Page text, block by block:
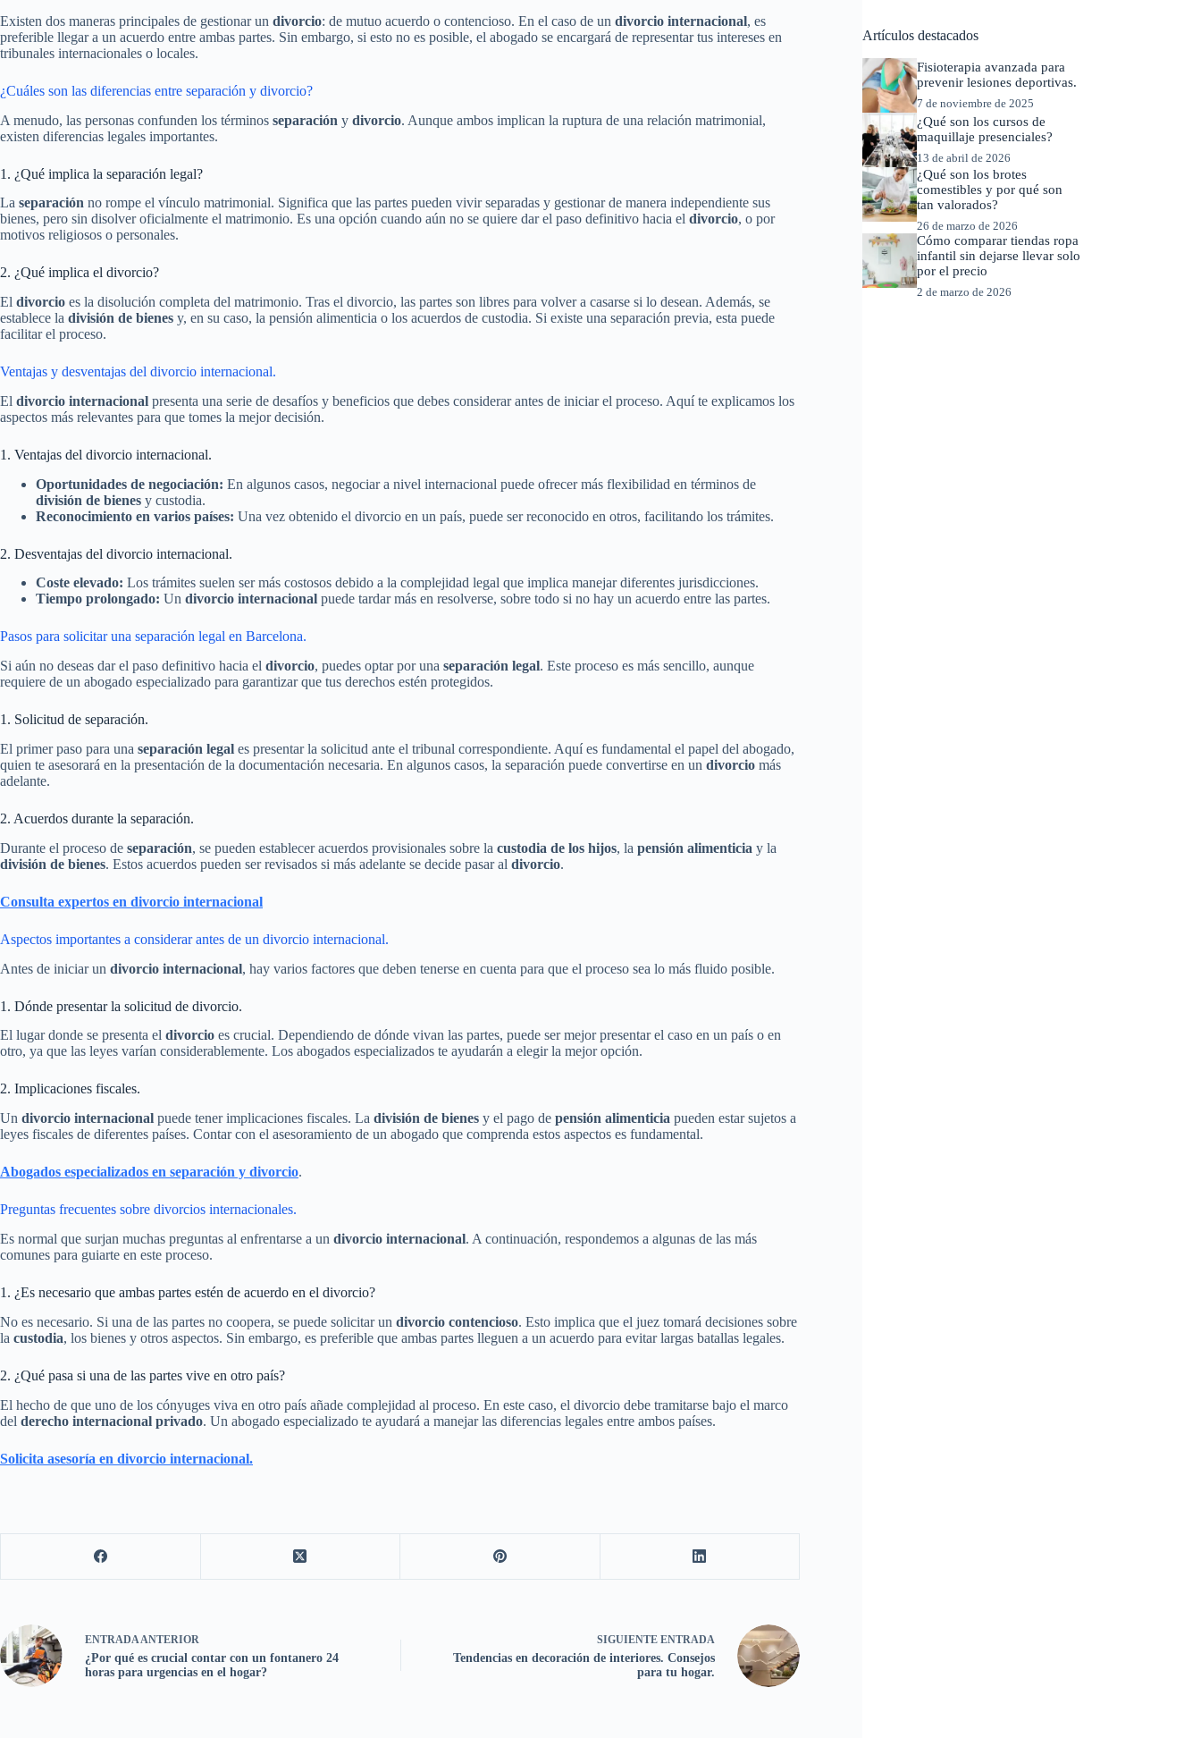
Existen dos maneras principales de gestionar un divorcio: de mutuo acuerdo o contencioso. En el caso de un divorcio internacional, es
preferible llegar a un acuerdo entre ambas partes. Sin embargo, si esto no es posible, el abogado se encargará de representar tus intereses en
tribunales internacionales o locales.
¿Cuáles son las diferencias entre separación y divorcio?
A menudo, las personas confunden los términos separación y divorcio. Aunque ambos implican la ruptura de una relación matrimonial,
existen diferencias legales importantes.
1. ¿Qué implica la separación legal?
La separación no rompe el vínculo matrimonial. Significa que las partes pueden vivir separadas y gestionar de manera independiente sus
bienes, pero sin disolver oficialmente el matrimonio. Es una opción cuando aún no se quiere dar el paso definitivo hacia el divorcio, o por
motivos religiosos o personales.
2. ¿Qué implica el divorcio?
El divorcio es la disolución completa del matrimonio. Tras el divorcio, las partes son libres para volver a casarse si lo desean. Además, se
establece la división de bienes y, en su caso, la pensión alimenticia o los acuerdos de custodia. Si existe una separación previa, esta puede
facilitar el proceso.
Ventajas y desventajas del divorcio internacional.
El divorcio internacional presenta una serie de desafíos y beneficios que debes considerar antes de iniciar el proceso. Aquí te explicamos los
aspectos más relevantes para que tomes la mejor decisión.
1. Ventajas del divorcio internacional.
Oportunidades de negociación: En algunos casos, negociar a nivel internacional puede ofrecer más flexibilidad en términos de
división de bienes y custodia.
Reconocimiento en varios países: Una vez obtenido el divorcio en un país, puede ser reconocido en otros, facilitando los trámites.
2. Desventajas del divorcio internacional.
Coste elevado: Los trámites suelen ser más costosos debido a la complejidad legal que implica manejar diferentes jurisdicciones.
Tiempo prolongado: Un divorcio internacional puede tardar más en resolverse, sobre todo si no hay un acuerdo entre las partes.
Pasos para solicitar una separación legal en Barcelona.
Si aún no deseas dar el paso definitivo hacia el divorcio, puedes optar por una separación legal. Este proceso es más sencillo, aunque
requiere de un abogado especializado para garantizar que tus derechos estén protegidos.
1. Solicitud de separación.
El primer paso para una separación legal es presentar la solicitud ante el tribunal correspondiente. Aquí es fundamental el papel del abogado,
quien te asesorará en la presentación de la documentación necesaria. En algunos casos, la separación puede convertirse en un divorcio más
adelante.
2. Acuerdos durante la separación.
Durante el proceso de separación, se pueden establecer acuerdos provisionales sobre la custodia de los hijos, la pensión alimenticia y la
división de bienes. Estos acuerdos pueden ser revisados si más adelante se decide pasar al divorcio.
Consulta expertos en divorcio internacional
Aspectos importantes a considerar antes de un divorcio internacional.
Antes de iniciar un divorcio internacional, hay varios factores que deben tenerse en cuenta para que el proceso sea lo más fluido posible.
1. Dónde presentar la solicitud de divorcio.
El lugar donde se presenta el divorcio es crucial. Dependiendo de dónde vivan las partes, puede ser mejor presentar el caso en un país o en
otro, ya que las leyes varían considerablemente. Los abogados especializados te ayudarán a elegir la mejor opción.
2. Implicaciones fiscales.
Un divorcio internacional puede tener implicaciones fiscales. La división de bienes y el pago de pensión alimenticia pueden estar sujetos a
leyes fiscales de diferentes países. Contar con el asesoramiento de un abogado que comprenda estos aspectos es fundamental.
Abogados especializados en separación y divorcio.
Preguntas frecuentes sobre divorcios internacionales.
Es normal que surjan muchas preguntas al enfrentarse a un divorcio internacional. A continuación, respondemos a algunas de las más
comunes para guiarte en este proceso.
1. ¿Es necesario que ambas partes estén de acuerdo en el divorcio?
No es necesario. Si una de las partes no coopera, se puede solicitar un divorcio contencioso. Esto implica que el juez tomará decisiones sobre
la custodia, los bienes y otros aspectos. Sin embargo, es preferible que ambas partes lleguen a un acuerdo para evitar largas batallas legales.
2. ¿Qué pasa si una de las partes vive en otro país?
El hecho de que uno de los cónyuges viva en otro país añade complejidad al proceso. En este caso, el divorcio debe tramitarse bajo el marco
del derecho internacional privado. Un abogado especializado te ayudará a manejar las diferencias legales entre ambos países.
Solicita asesoría en divorcio internacional.
ENTRADAANTERIOR
¿Por qué es crucial contar con un fontanero 24
horas para urgencias en el hogar?
SIGUIENTEENTRADA
Tendencias en decoración de interiores. Consejos
para tu hogar.
Artículos destacados
Fisioterapia avanzada para
prevenir lesiones deportivas.
7 de noviembre de 2025
¿Qué son los cursos de
maquillaje presenciales?
13 de abril de 2026
¿Qué son los brotes
comestibles y por qué son
tan valorados?
26 de marzo de 2026
Cómo comparar tiendas ropa
infantil sin dejarse llevar solo
por el precio
2 de marzo de 2026